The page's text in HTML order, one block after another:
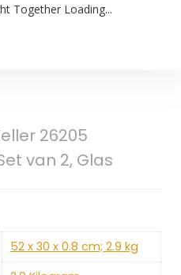
Together Loading...
26205
van 2, Glas
‎52 x 30 x 0.8 cm; 2.9 kg